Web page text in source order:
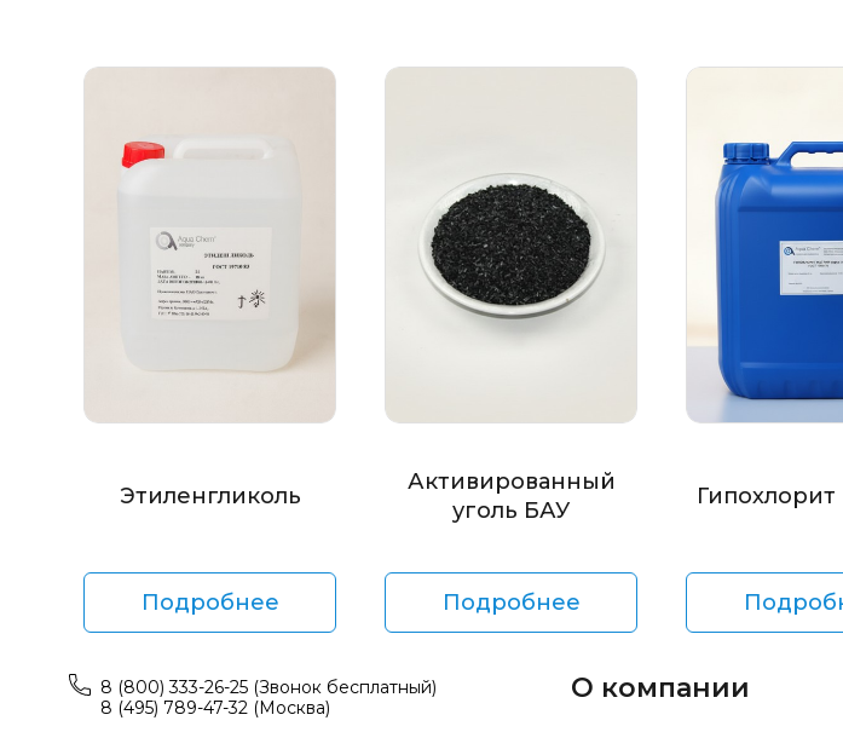
Этиленгликоль
Подробнее
Активированный
уголь БАУ
Подробнее
8 (800) 333-26-25 (Звонок бесплатный)
8 (495) 789-47-32 (Москва)
О компании